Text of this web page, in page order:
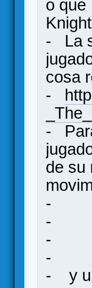
o que
- La
cosa
-
-
de su
-
-
-
-
- y